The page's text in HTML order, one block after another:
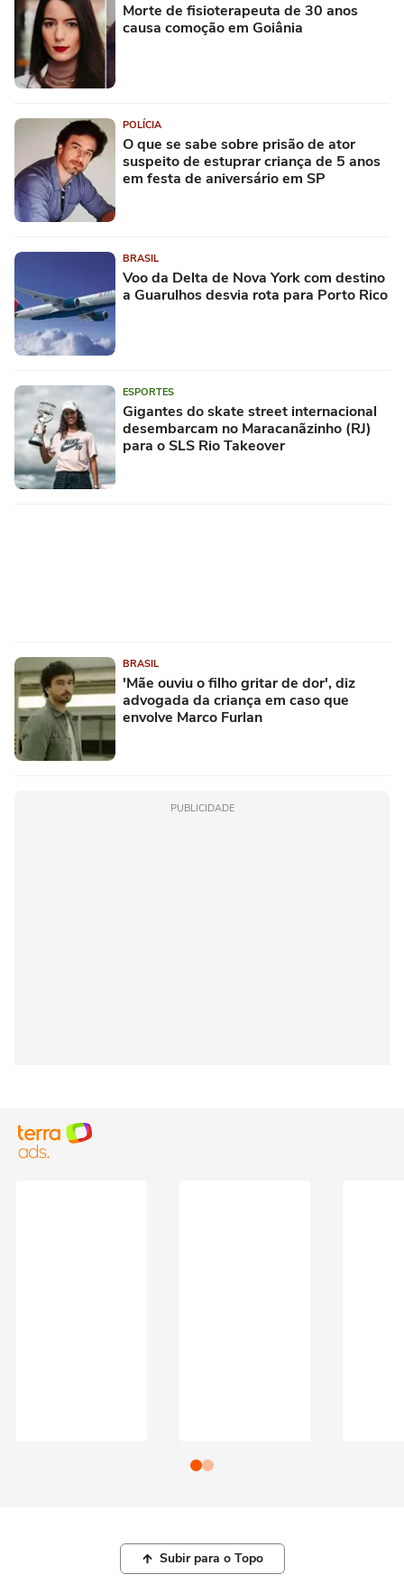
Morte de fisioterapeuta de 30 anos
causa comoção em Goiânia
POLÍCIA
O que se sabe sobre prisão de ator
suspeito de estuprar criança de 5 anos
em festa de aniversário em SP
BRASIL
Voo da Delta de Nova York com destino
a Guarulhos desvia rota para Porto Rico
ESPORTES
Gigantes do skate street internacional
desembarcam no Maracanãzinho (RJ)
para o SLS Rio Takeover
BRASIL
'Mãe ouviu o filho gritar de dor', diz
advogada da criança em caso que
envolve Marco Furlan
PUBLICIDADE
Subir para o Topo